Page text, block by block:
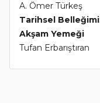
A. Ömer Türkeş
Tarihsel
Akşam Yemeği
Tufan Erbarıştıran